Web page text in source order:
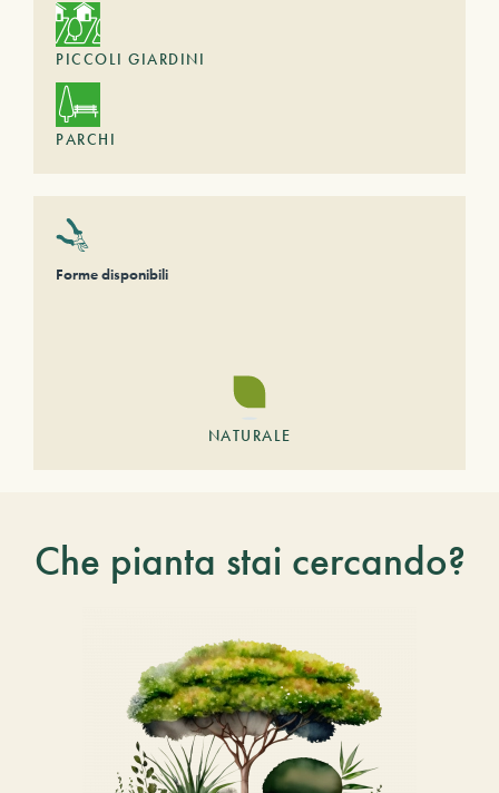
PICCOLI GIARDINI
PARCHI
Forme disponibili
NATURALE
Che pianta stai cercando?